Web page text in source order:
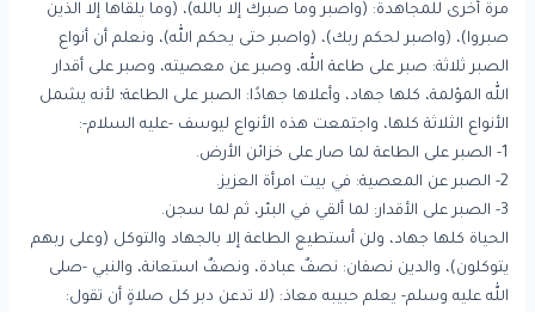
مرةً أخرى للمجاهدة: (واصبر وما صبرك إلا بالله)، (وما يلقاها إلا الذين
صبروا)، (واصبر لحكم ربك)، (واصبر حتى يحكم الله)، ونعلم أن أنواع
الصبر ثلاثة: صبر على طاعة الله، وصبر عن معصيته، وصبر على أقدار
الله المؤلمة، كلها جهاد، وأعلاها جهادًا: الصبر على الطاعة؛ لأنه يشمل
الأنواع الثلاثة كلها، واجتمعت هذه الأنواع ليوسف -عليه السلام-:
1- الصبر على الطاعة لما صار على خزائن الأرض.
2- الصبر عن المعصية: في بيت امرأة العزيز.
3- الصبر على الأقدار: لما ألقي في البئر، ثم لما سجن.
الحياة كلها جهاد، ولن أستطيع الطاعة إلا بالجهاد والتوكل (وعلى ربهم
يتوكلون)، والدين نصفان: نصفٌ عبادة، ونصفٌ استعانة، والنبي -صلى
الله عليه وسلم- يعلم حبيبه معاذ: (لا تدعن دبر كل صلاةٍ أن تقول: